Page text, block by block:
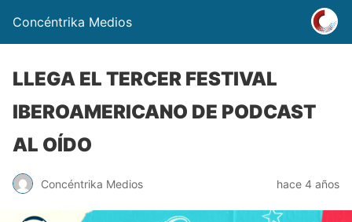
Concéntrika Medios
LLEGA EL TERCER FESTIVAL
IBEROAMERICANO DE PODCAST
AL OÍDO
Concéntrika Medios hace 4 años